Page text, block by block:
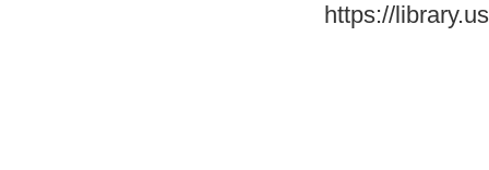
https://